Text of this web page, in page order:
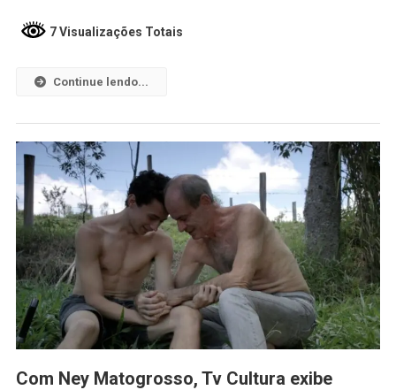
7 Visualizações Totais
Continue lendo...
Com Ney Matogrosso, Tv Cultura exibe